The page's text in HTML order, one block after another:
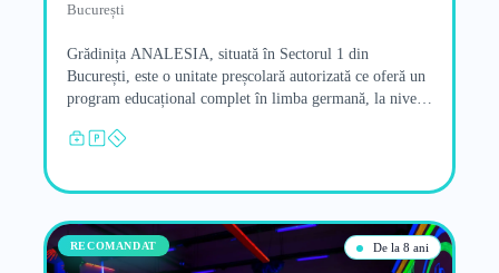
București
Grădinița ANALESIA, situată în Sectorul 1 din
București, este o unitate preșcolară autorizată ce oferă un
program educațional complet în limba germană, la nivel
De la 8 ani
RECOMANDAT